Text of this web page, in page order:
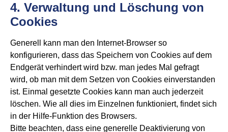
4. Verwaltung und Löschung von
Cookies
Generell kann man den Internet-Browser so
konfigurieren, dass das Speichern von Cookies auf dem
Endgerät verhindert wird bzw. man jedes Mal gefragt
wird, ob man mit dem Setzen von Cookies einverstanden
ist. Einmal gesetzte Cookies kann man auch jederzeit
löschen. Wie all dies im Einzelnen funktioniert, findet sich
in der Hilfe-Funktion des Browsers.
Bitte beachten, dass eine generelle Deaktivierung von